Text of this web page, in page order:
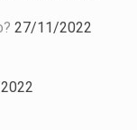
27/11/2022